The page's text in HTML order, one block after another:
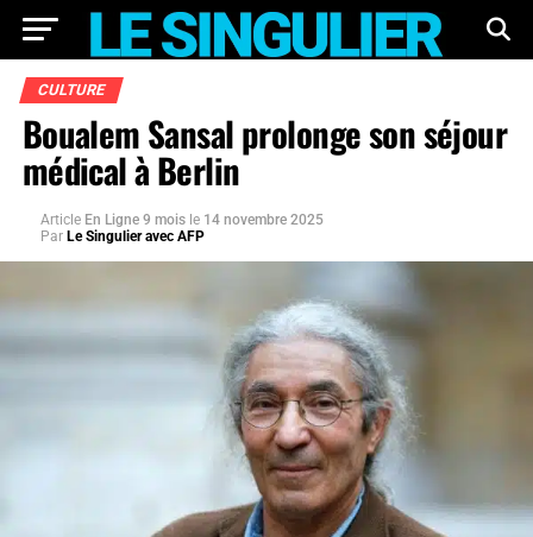
CULTURE
Boualem Sansal prolonge son séjour
médical à Berlin
Article En Ligne 9 mois le 14 novembre 2025
Par Le Singulier avec AFP